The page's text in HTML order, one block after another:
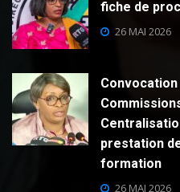
fiche de
26 MAI 2026
prestation
formation
26 MAI 2026